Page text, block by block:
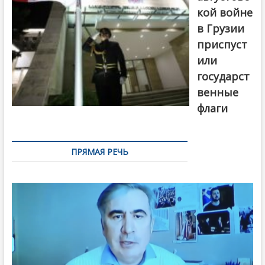
кой войне
в Грузии
приспуст
или
государст
венные
флаги
ПРЯМАЯ РЕЧЬ